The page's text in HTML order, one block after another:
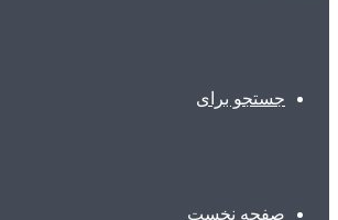
جستجو برای
صفحه نخست